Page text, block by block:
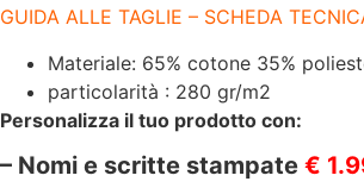
GUIDA ALLE TAGLIE – SCHEDA
Materiale: 65% cotone 35%
particolarità : 280 gr/m2
Personalizza il tuo prodotto con:
– Nomi e scritte stampate €